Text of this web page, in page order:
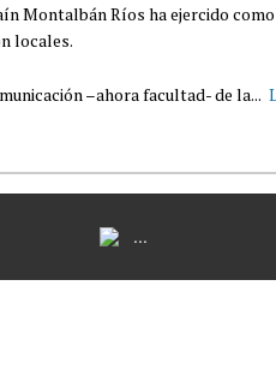
Montalbán Ríos ha ejercido
locales.
–ahora facultad- de la...
...